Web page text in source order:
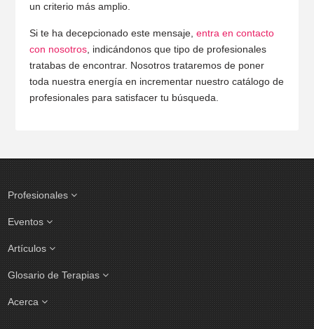
un criterio más amplio.
Si te ha decepcionado este mensaje, entra en contacto
con nosotros, indicándonos que tipo de profesionales
tratabas de encontrar. Nosotros trataremos de poner
toda nuestra energía en incrementar nuestro catálogo de
profesionales para satisfacer tu búsqueda.
Profesionales
Eventos
Artículos
Glosario de Terapias
Acerca